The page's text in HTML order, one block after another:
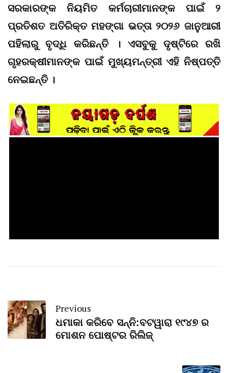
ସରକାରଙ୍କ ନିୟମିତ କର୍ମଚାରୀମାନଙ୍କ ପାଇଁ ୨
ପ୍ରତିଶତ ଅତିରିକ୍ତ ମହଙ୍ଗା ଭତ୍ତା ୨୦୨୬ ଜାନୁଆରୀ
ପହିଲାରୁ ବୃଦ୍ଧି କରିଛନ୍ତି । ଏସବୁକୁ ଦୃଷ୍ଟିରେ ରଖି
ଗୃହରକ୍ଷୀମାନଙ୍କ ପାଇଁ ମୁଖ୍ୟମନ୍ତ୍ରୀ ଏହି ନିଷ୍ପତ୍ତି
ନେଇଛନ୍ତି ।
Previous
ଧମାକା କରିବେ ସନ୍ନି:ବଟୱାରା ୧୯୪୭ ର
ମୋଶନ ପୋଷ୍ଟର ରିଲିଜ୍